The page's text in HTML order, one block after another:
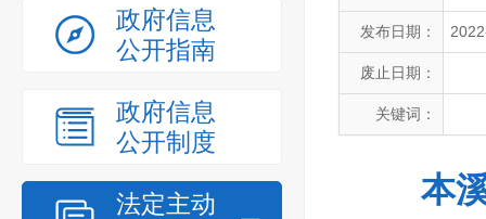
政府信息
公开指南
政府信息
公开制度
法定主动
发布日期：
废止日期：
关键词：
本